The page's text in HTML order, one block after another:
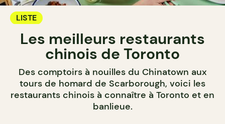
LISTE
Les meilleurs restaurants
chinois de Toronto
Des comptoirs à nouilles du Chinatown aux
tours de homard de Scarborough, voici les
restaurants chinois à connaître à Toronto et en
banlieue.